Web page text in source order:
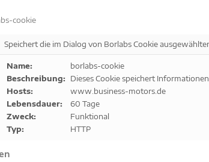
cookie
Speichert die im Dialog von Borlabs Cookie
Name:
borlabs-cookie
Beschreibung:
Dieses Cookie speichert
Hosts:
www.business-motors.de
Lebensdauer:
60 Tage
Zweck:
Funktional
Typ:
HTTP